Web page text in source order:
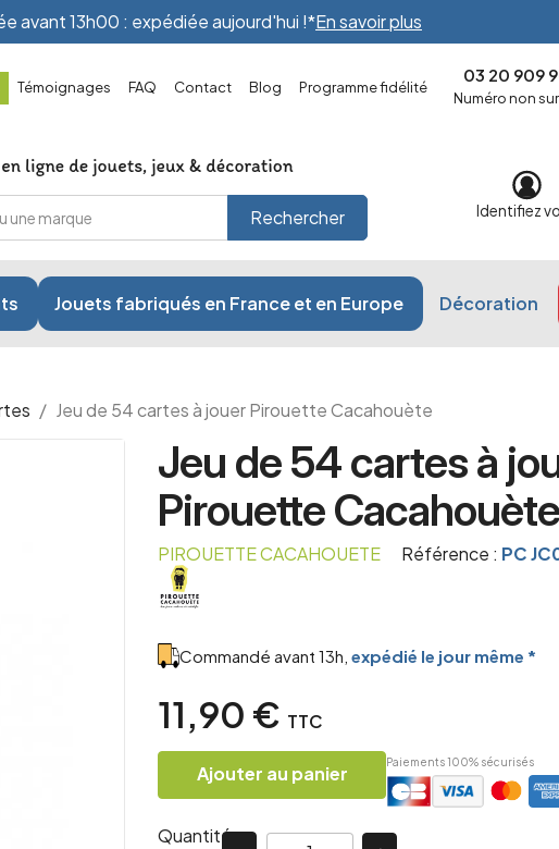
avant 13h00 : expédiée aujourd'hui !*En savoir plus
Témoignages FAQ Contact Blog Programme fidélité
03 20 909
Numéro non
Rechercher Identifiez
Jouets fabriqués en France et en Europe Décoration
Jeu de 54 cartes à jouer Pirouette Cacahouète
Jeu de 54 cartes à
Pirouette Cacahouète
PIROUETTE CACAHOUETE Référence : PC
Commandé avant 13h, expédié le jour même *
11,90 € TTC
Ajouter au panier Paiements 100% sécurisés
Quantité